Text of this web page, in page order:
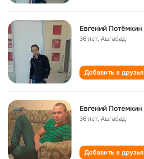
Евгений Потёмкин
36 лет,Ашгабад
Добавить в друзья
Евгений Потемкин
36 лет,Ашгабад
Добавить в друзья